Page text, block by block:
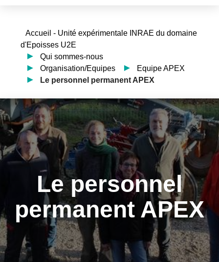
Accueil - Unité expérimentale INRAE du domaine
d'Epoisses U2E
Qui sommes-nous
Organisation/Equipes
Equipe APEX
Le personnel permanent APEX
Le personnel
permanent APEX